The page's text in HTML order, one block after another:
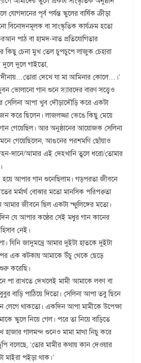
পূর্ব পর্যন্ত স্কুলের বার্ষিক ক্রীড়া
বিনোদনমূলক বা সাংস্কৃতিক কার্যক্রম হতো
পাঠ বা হামদ-নাত প্রতিযোগিতার
কিছু চেনা মুখ তেল চুপচুপে লাজুক চেহারা
দুলে দুলে গাইতো,
দেখে যা মা আমিনার কোলে…।’
ভোলানো গান শুনে স্যারদের বারণ সত্ত্বেও
সেলিনা আপা খুব দৌড়াদৌড়ি করে একটা
করে ছিলেন। লাজলজ্জা ভেঙে কিছু মেয়ে
গেয়েছিল। আর অনুষ্ঠানের আয়োজক সেলিনা
গেয়েছিলেন, আগুনের পরশমণি ছোঁয়াও
দানে/আমার এই দেহখানি তুলে ধরো/তোমার
আপার গান শুনেছিলাম। গড়পরতা জীবনে
মর্মার্থ বোঝার মতো মানসিক পরিপক্বতা
জীবনে ছিল একটা স্ফুলিঙ্গের মতো।
যে আপার কণ্ঠের সেই মধুর গান কানের
নেই।
যিনি জাদুমন্ত্রে আমার দুইটা হাতকে দুইটা
এক ঝটকায় আমাকে উঁচু থেকে ছেড়ে
করেছি।
পা রাখতে দেখলেই মামী আমাকে লবণ বা
বাড়ি পাঠিয়ে দিতো। সেলিনা আপা তবু ছিনে
থাকতো। একদিন আপা মামীকে উপেক্ষা
স্কুলে নিয়ে গেল। পরে তা নিয়ে বাড়িতে
হাজার গালমন্দ শুনেও মামা মাথা নিচু করে
বলেছে, ‘তোর মামীর কথায় কান দেওয়ার
মাইরা পইড়া থাক।’